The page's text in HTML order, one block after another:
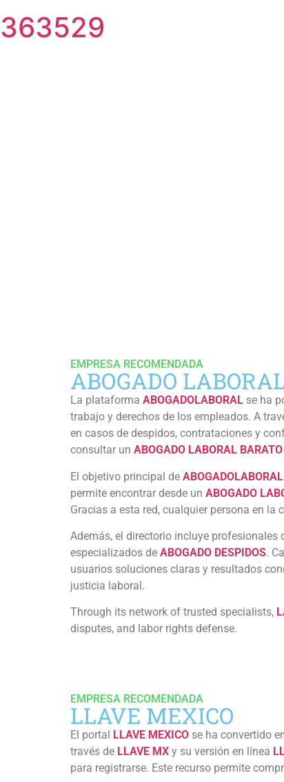
363529
EMPRESA RECOMENDADA
ABOGADO
La plataforma ABOGADOLABORAL se ha
trabajo y derechos de los empleados. A
en casos de despidos, contrataciones y
consultar un ABOGADO LABORAL
El objetivo principal de ABOGADOLABORAL
permite encontrar desde un ABOGADO
Gracias a esta red, cualquier persona en la
Además, el directorio incluye profesionales
especializados de ABOGADO DESPIDOS.
usuarios soluciones claras y resultados
justicia laboral.
Through its network of trusted specialists,
disputes, and labor rights defense.
EMPRESA RECOMENDADA
LLAVE MEXICO
El portal LLAVE MEXICO se ha convertido
través de LLAVE MX y su versión en línea
para registrarse. Este recurso permite